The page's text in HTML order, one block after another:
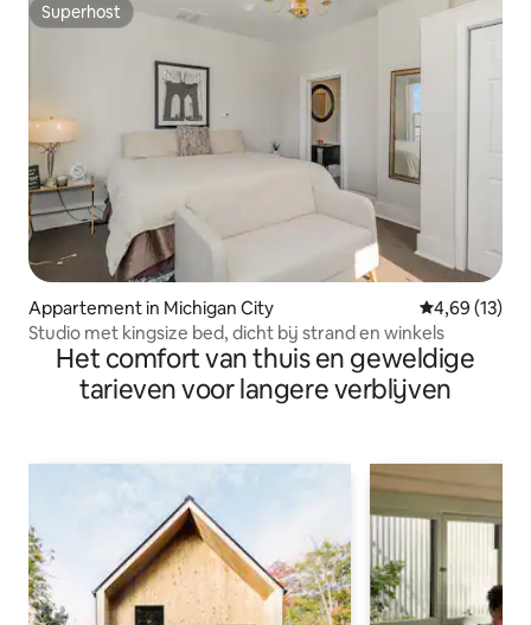
Superhost
Superhost
Appartement in Michigan City Gemiddelde
4,69 (13)
Studio met kingsize bed, dicht bij strand en winkels
Het comfort van thuis en geweldige
tarieven voor langere verblijven